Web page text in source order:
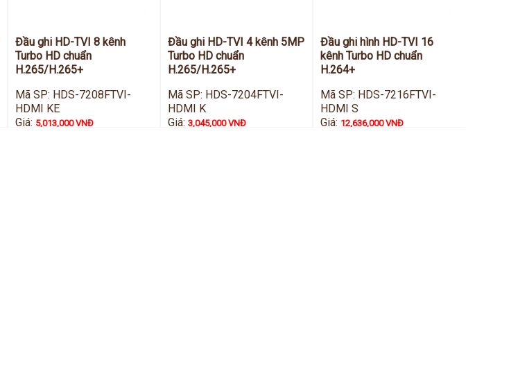
Đầu ghi HD-TVI 8 kênh
Turbo HD chuẩn
H.265/H.265+
Mã SP: HDS-7208FTVI-
HDMI KE
Giá: 5,013,000 VNĐ
Đầu ghi HD-TVI 4 kênh 5MP
Turbo HD chuẩn
H.265/H.265+
Mã SP: HDS-7204FTVI-
HDMI K
Giá:3,045,000 VNĐ
Đầu ghi hình HD-TVI 16
kênh Turbo HD chuẩn
H.264+
Mã SP: HDS-7216FTVI-
HDMI S
Giá: 12,636,000 VNĐ